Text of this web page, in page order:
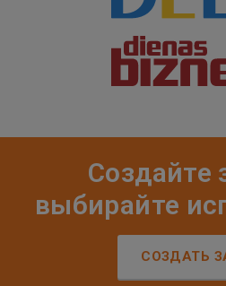
Создайте
выбирайте
СОЗДАТЬ